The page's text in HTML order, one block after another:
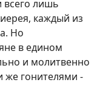
лишь
каждый из
Но
в едином
и молитвенно
же гонителями -